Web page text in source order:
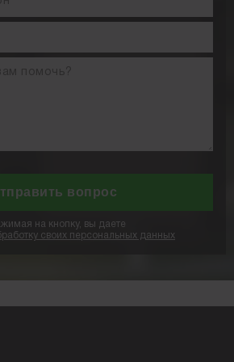
на кнопку, вы даете
своих персональных данных